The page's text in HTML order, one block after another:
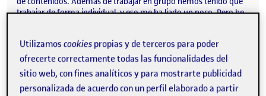
trabajar de forma individual, y eso me ha liado un poco. Pero he
productiva, y el trabajar con personas que no conoces de nada, y
llevar a cabo…
Utilizamoscookies propias y de terceros para poder
ofrecerte correctamente todas las funcionalidades del
sitio web, con fines analíticos y para mostrarte publicidad
personalizada de acuerdo con un perfil elaborado a partir